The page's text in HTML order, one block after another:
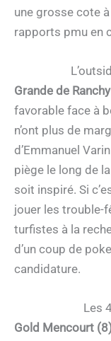
une grosse cote
rapports pmu en
Grande de
favorable face à
n’ont plus de
d’Emmanuel
piège le long de
soit inspiré. Si
jouer les trouble-
turfistes à la
d’un coup de
candidature.
Les
Gold Mencourt